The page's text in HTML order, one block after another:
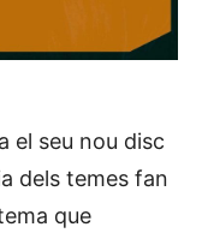
el seu nou disc
dels temes fan
que